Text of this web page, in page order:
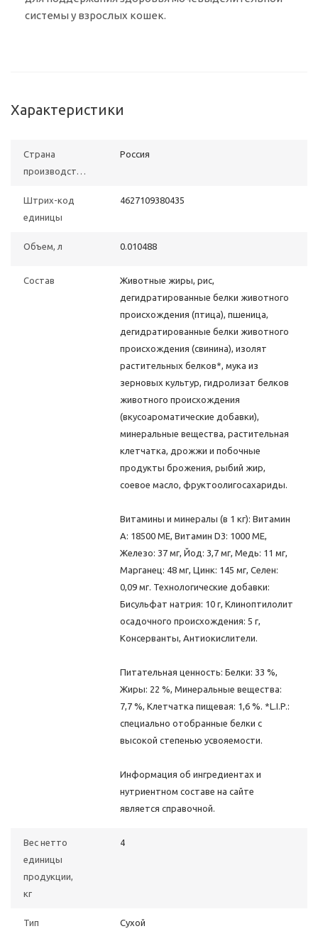
системы у взрослых кошек.
Характеристики
Страна
производства
Poccия
Штрих-код
единицы
4627109380435
Объем, л 0.010488
Состав
Животные жиры, рис,
дегидратированные белки животного
происхождения (птица), пшеница,
дегидратированные белки животного
происхождения (свинина), изолят
растительных белков*, мука из
зерновых культур, гидролизат белков
животного происхождения
(вкусоароматические добавки),
минеральные вещества, растительная
клетчатка, дрожжи и побочные
продукты брожения, рыбий жир,
соевое масло, фруктоолигосахариды.
Витамины и минералы (в 1 кг): Витамин
A: 18500 ME, Витамин D3: 1000 ME,
Железо: 37 мг, Йод: 3,7 мг, Медь: 11 мг,
Марганец: 48 мг, Цинк: 145 мг, Ceлeн:
0,09 мг. Технологические добавки:
Бисульфат натрия: 10 г, Клиноптилолит
осадочного происхождения: 5 г,
Консерванты, Антиокислители.
Питательная ценность: Белки: 33 %,
Жиры: 22 %, Минеральные вещества:
7,7 %, Клетчатка пищевая: 1,6 %. *L.I.P.:
специально отобранные белки с
высокой степенью усвояемости.
Информация об ингредиентах и
нутриентном составе на сайте
является справочной.
Вес нетто
единицы
продукции,
кг
4
Тип Сухой